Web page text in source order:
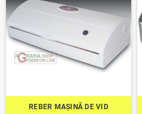
REBER MAȘINĂ DE VID